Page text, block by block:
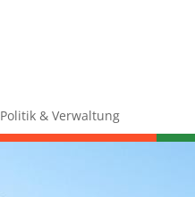
Politik & Verwaltung